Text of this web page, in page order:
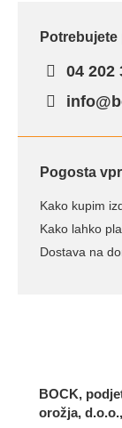
04 202
Pogosta
Kako kupim
Kako lahko
Dostava na
BOCK,
orožja,